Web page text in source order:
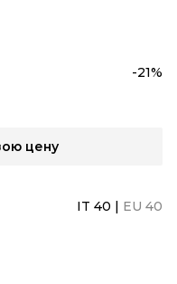
-21%
цену
IT 40 | EU 40